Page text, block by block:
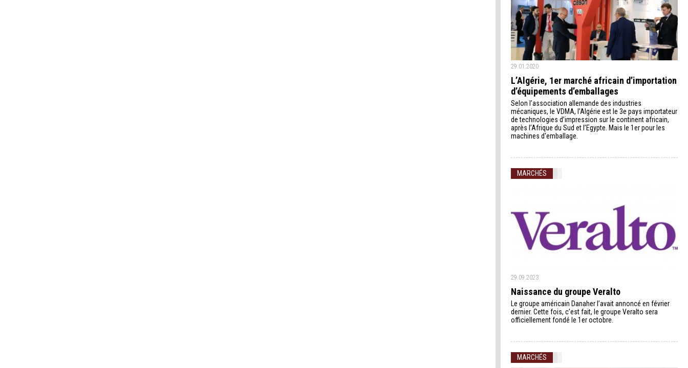
29.01.2020
L’Algérie, 1er marché africain d’importation
d’équipements d’emballages
Selon l’association allemande des industries
mécaniques, le VDMA, l’Algérie est le 3e pays importateur
de technologies d’impression sur le continent africain,
après l’Afrique du Sud et l’Egypte. Mais le 1er pour les
machines d'emballage.
MARCHÉS
29.09.2023
Naissance du groupe Veralto
Le groupe américain Danaher l’avait annoncé en février
dernier. Cette fois, c’est fait, le groupe Veralto sera
officiellement fondé le 1er octobre.
MARCHÉS